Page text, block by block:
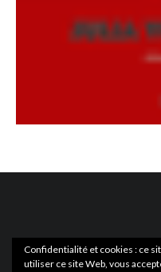
Confidentialité et cookies : ce
utiliser ce site Web, vous